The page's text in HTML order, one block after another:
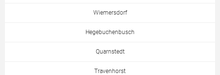
Wiemersdorf
Hegebuchenbusch
Quarnstedt
Travenhorst